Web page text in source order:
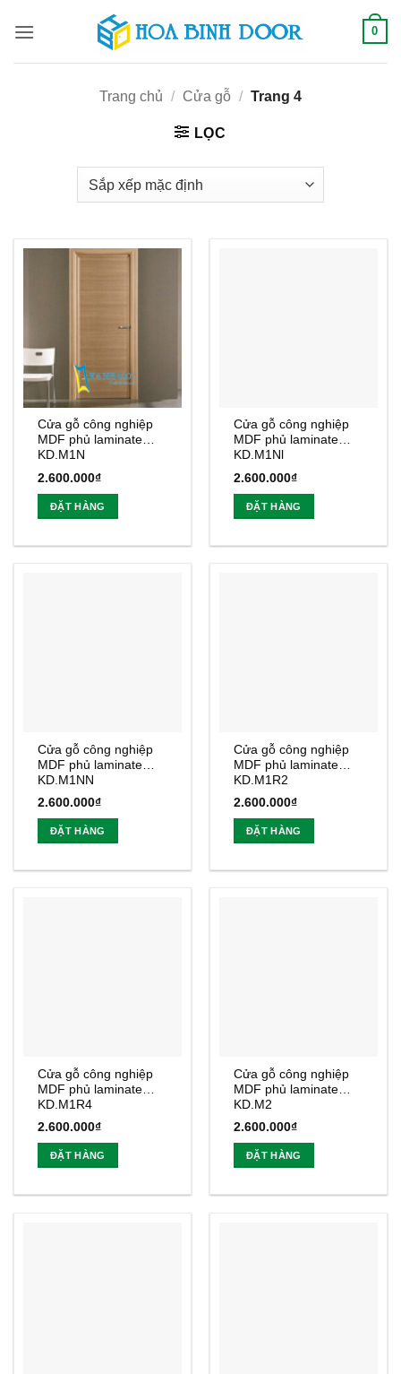
qua
0
Trang chủ / Cửa gỗ / Trang 4
LỌC
Cửa gỗ công nghiệp
MDF phủ laminate
KD.M1N
2.600.000₫
ĐẶT HÀNG
Cửa gỗ công nghiệp
MDF phủ laminate
KD.M1Nl
2.600.000₫
ĐẶT HÀNG
Cửa gỗ công nghiệp
MDF phủ laminate
KD.M1NN
2.600.000₫
ĐẶT HÀNG
Cửa gỗ công nghiệp
MDF phủ laminate
KD.M1R2
2.600.000₫
ĐẶT HÀNG
Cửa gỗ công nghiệp
MDF phủ laminate
KD.M1R4
2.600.000₫
ĐẶT HÀNG
Cửa gỗ công nghiệp
MDF phủ laminate
KD.M2
2.600.000₫
ĐẶT HÀNG